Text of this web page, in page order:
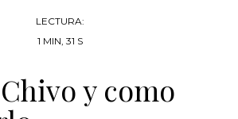
LECTURA:
1 MIN, 31 S
y como